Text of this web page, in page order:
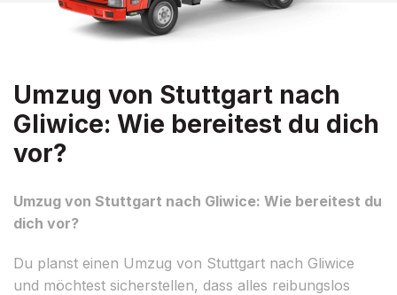
Umzug von Stuttgart nach
Gliwice: Wie bereitest du dich
vor?
Umzug von Stuttgart nach Gliwice: Wie bereitest du
dich vor?
Du planst einen Umzug von Stuttgart nach Gliwice
und möchtest sicherstellen, dass alles reibungslos